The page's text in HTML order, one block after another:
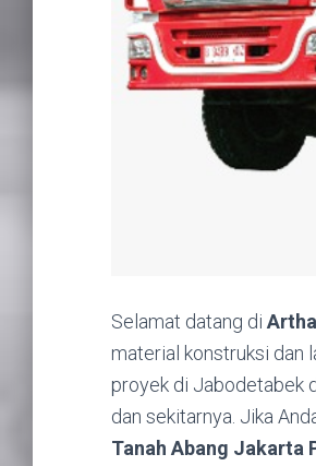
Selamat datang di
material konstruksi dan
proyek di Jabodetabek
dan sekitarnya. Jika
Tanah Abang Jakarta